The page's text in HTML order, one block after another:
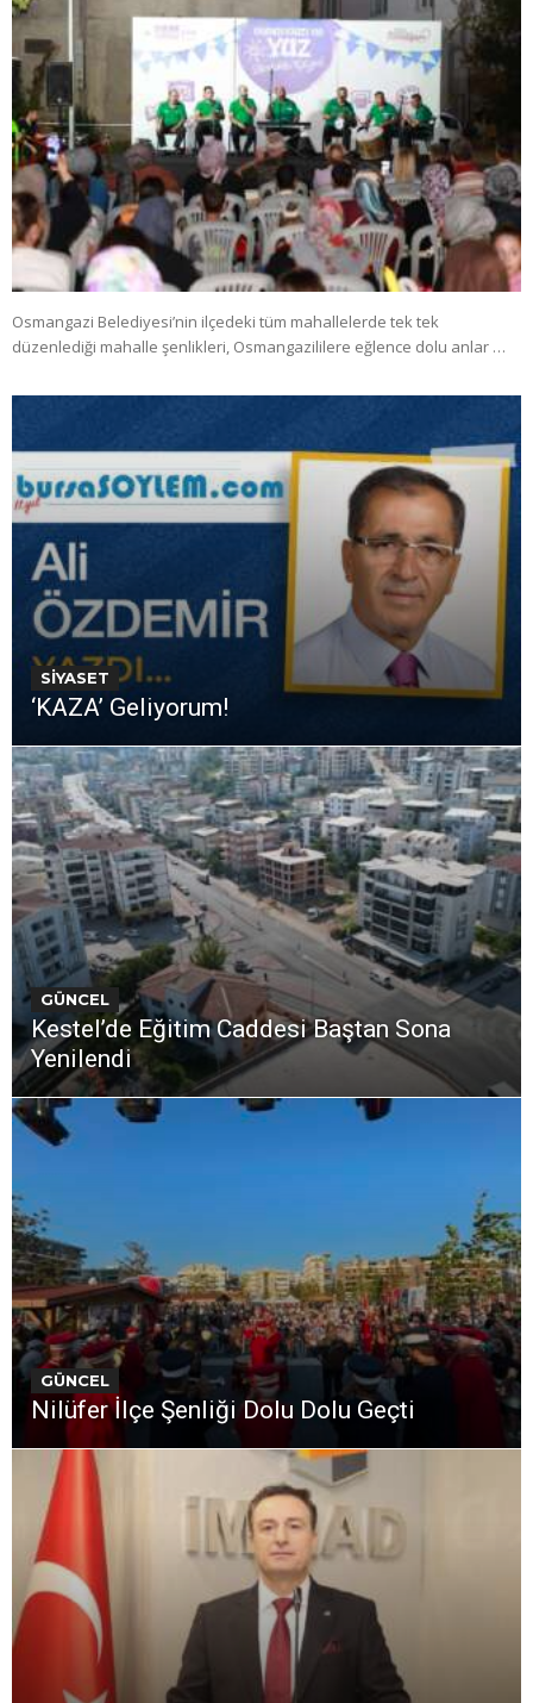
Osmangazi Belediyesi’nin ilçedeki tüm mahallelerde tek tek
düzenlediği mahalle şenlikleri, Osmangazililere eğlence dolu anlar …
SİYASET
‘KAZA’ Geliyorum!
GÜNCEL
Kestel’de Eğitim Caddesi Baştan Sona
Yenilendi
GÜNCEL
Nilüfer İlçe Şenliği Dolu Dolu Geçti